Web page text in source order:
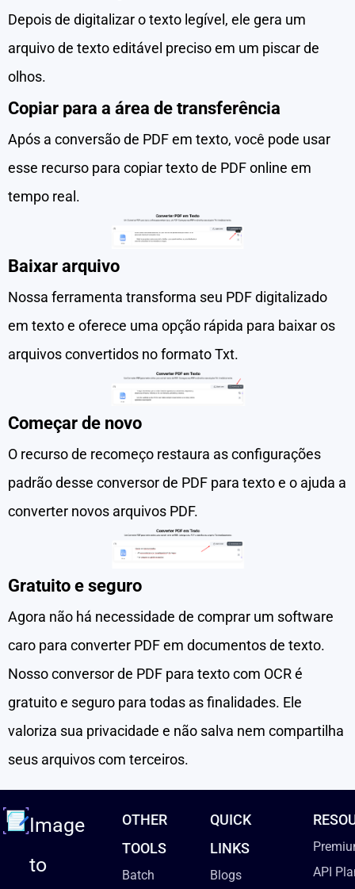
Depois de digitalizar o texto legível, ele gera um
arquivo de texto editável preciso em um piscar de
olhos.
Copiar para a área de transferência
Após a conversão de PDF em texto, você pode usar
esse recurso para copiar texto de PDF online em
tempo real.
Baixar arquivo
Nossa ferramenta transforma seu PDF digitalizado
em texto e oferece uma opção rápida para baixar os
arquivos convertidos no formato Txt.
Começar de novo
O recurso de recomeço restaura as configurações
padrão desse conversor de PDF para texto e o ajuda a
converter novos arquivos PDF.
Gratuito e seguro
Agora não há necessidade de comprar um software
caro para converter PDF em documentos de texto.
Nosso conversor de PDF para texto com OCR é
gratuito e seguro para todas as finalidades. Ele
valoriza sua privacidade e não salva nem compartilha
seus arquivos com terceiros.
Image
to
OTHER
TOOLS
Batch
QUICK
LINKS
Blogs
API